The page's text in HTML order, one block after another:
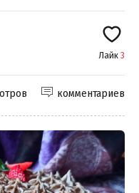
Лайк 3
комментариев